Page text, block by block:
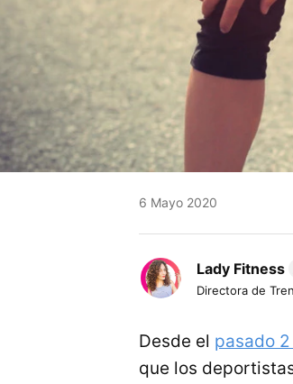
6 Mayo 2020
Lady Fitness
Directora de
Desde el pasado
que los